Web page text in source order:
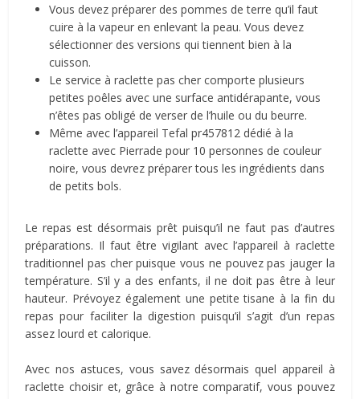
Vous devez préparer des pommes de terre qu’il faut
cuire à la vapeur en enlevant la peau. Vous devez
sélectionner des versions qui tiennent bien à la
cuisson.
Le service à raclette pas cher comporte plusieurs
petites poêles avec une surface antidérapante, vous
n’êtes pas obligé de verser de l’huile ou du beurre.
Même avec l’appareil Tefal pr457812 dédié à la
raclette avec Pierrade pour 10 personnes de couleur
noire, vous devrez préparer tous les ingrédients dans
de petits bols.
Le repas est désormais prêt puisqu’il ne faut pas d’autres
préparations. Il faut être vigilant avec l’appareil à raclette
traditionnel pas cher puisque vous ne pouvez pas jauger la
température. S’il y a des enfants, il ne doit pas être à leur
hauteur. Prévoyez également une petite tisane à la fin du
repas pour faciliter la digestion puisqu’il s’agit d’un repas
assez lourd et calorique.
Avec nos astuces, vous savez désormais quel appareil à
raclette choisir et, grâce à notre comparatif, vous pouvez